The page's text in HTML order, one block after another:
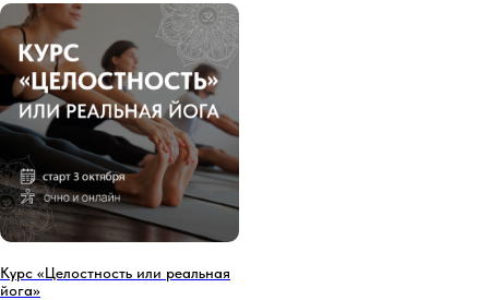
Курс «Целостность или реальная
йога»